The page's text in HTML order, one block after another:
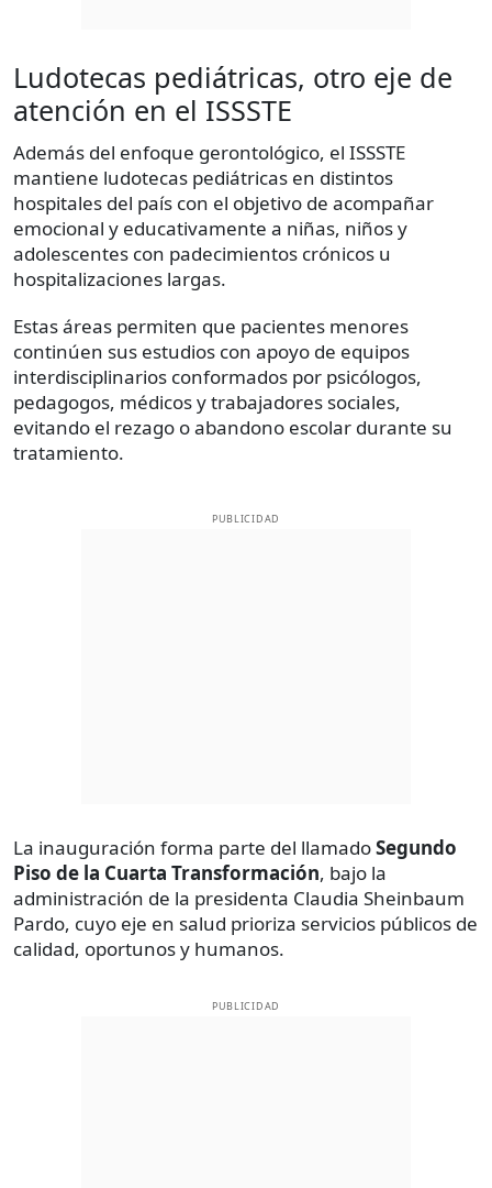
Ludotecas pediátricas, otro eje de
atención en el ISSSTE
Además del enfoque gerontológico, el ISSSTE
mantiene ludotecas pediátricas en distintos
hospitales del país con el objetivo de acompañar
emocional y educativamente a niñas, niños y
adolescentes con padecimientos crónicos u
hospitalizaciones largas.
Estas áreas permiten que pacientes menores
continúen sus estudios con apoyo de equipos
interdisciplinarios conformados por psicólogos,
pedagogos, médicos y trabajadores sociales,
evitando el rezago o abandono escolar durante su
tratamiento.
PUBLICIDAD
La inauguración forma parte del llamadoSegundo
Piso de la Cuarta Transformación, bajo la
administración de la presidenta Claudia Sheinbaum
Pardo, cuyo eje en salud prioriza servicios públicos de
calidad, oportunos y humanos.
PUBLICIDAD